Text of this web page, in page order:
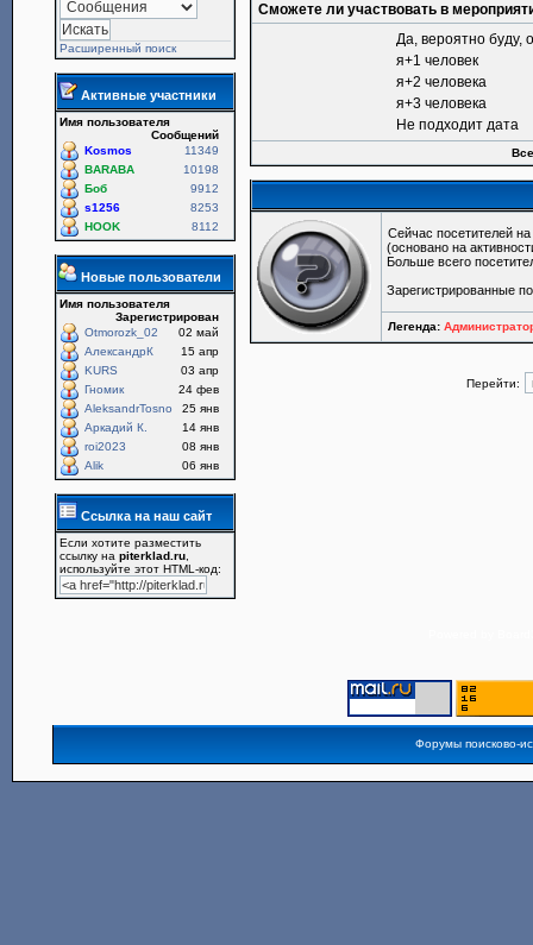
Расширенный поиск
Активные участники
Имя пользователя
Сообщений
Kosmos
11349
BARABA
10198
Боб
9912
s1256
8253
HOOK
8112
Новые пользователи
Имя пользователя
Зарегистрирован
Otmorozk_02
02 май
АлександрК
15 апр
KURS
03 апр
Гномик
24 фев
AleksandrTosno
25 янв
Аркадий К.
14 янв
roi2023
08 янв
Alik
06 янв
Ссылка на наш сайт
Если хотите разместить
ссылку наpiterklad.ru
используйте этот HTML-код:
Сможете ли участвовать в
Да, вероятно буду,
я+1 человек
я+2 человека
я+3 человека
Не подходит дата
Сейчас посетителей
(основано на
Больше всего
Зарегистрированные
Легенда:
Перейти:
Форумы поисково-